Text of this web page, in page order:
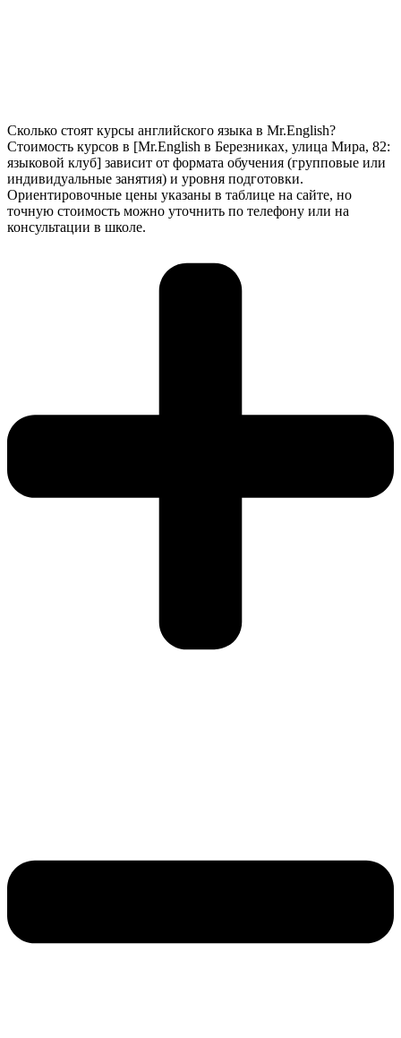
Сколько стоят курсы английского языка в Mr.English?
Стоимость курсов в [Mr.English в Березниках, улица Мира, 82:
языковой клуб] зависит от формата обучения (групповые или
индивидуальные занятия) и уровня подготовки.
Ориентировочные цены указаны в таблице на сайте, но
точную стоимость можно уточнить по телефону или на
консультации в школе.